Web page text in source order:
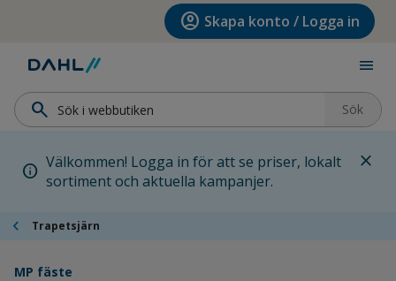
Hoppa till huvudinnehållet account_circle Skapa konto / Logga in
menu
search Sök
info Välkommen! Logga in för att se priser, lokalt
sortiment och aktuella kampanjer.
close
chevron_left Trapetsjärn
MP fäste